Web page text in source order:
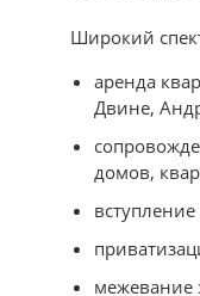
Широкий
аренда
Двине,
домов,
межевание